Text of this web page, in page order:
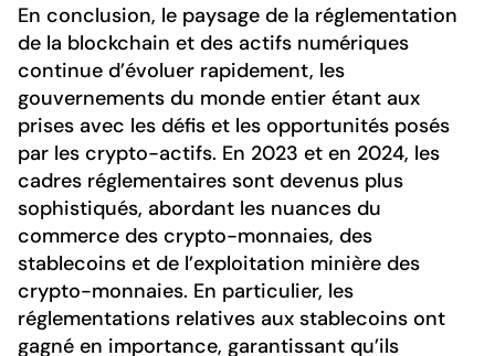
En conclusion, le paysage de la réglementation
de la blockchain et des actifs numériques
continue d’évoluer rapidement, les
gouvernements du monde entier étant aux
prises avec les défis et les opportunités posés
par les crypto-actifs. En 2023 et en 2024, les
cadres réglementaires sont devenus plus
sophistiqués, abordant les nuances du
commerce des crypto-monnaies, des
stablecoins et de l’exploitation minière des
crypto-monnaies. En particulier, les
réglementations relatives aux stablecoins ont
gagné en importance, garantissant qu’ils